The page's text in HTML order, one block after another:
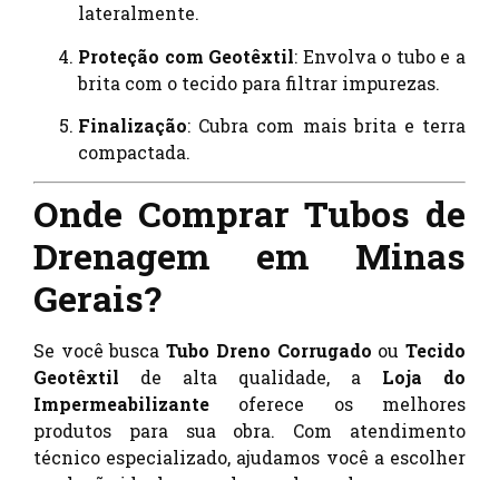
lateralmente.
Proteção com Geotêxtil: Envolva o tubo e a
brita com o tecido para filtrar impurezas.
Finalização: Cubra com mais brita e terra
compactada.
Onde Comprar Tubos de
Drenagem em Minas
Gerais?
Se você buscaTubo Dreno Corrugado ouTecido
Geotêxtil de alta qualidade, a Loja do
Impermeabilizante oferece os melhores
produtos para sua obra. Com atendimento
técnico especializado, ajudamos você a escolher